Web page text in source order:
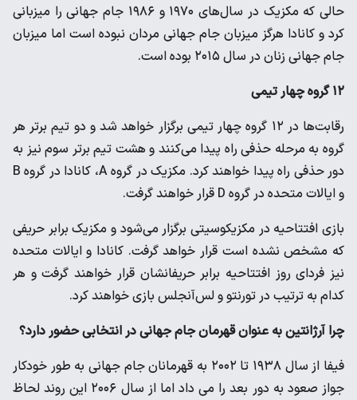
حالی که مکزیک در سال‌های ۱۹۷۰ و ۱۹۸۶ جام جهانی را میزبانی
کرد و کانادا هرگز میزبان جام جهانی مردان نبوده است اما میزبان
جام جهانی زنان در سال ۲۰۱۵ بوده است.
۱۲ گروه چهار تیمی
رقابت‌ها در ۱۲ گروه چهار تیمی برگزار خواهد شد و دو تیم برتر هر
گروه به مرحله حذفی راه پیدا می‌کنند و هشت تیم برتر سوم نیز به
دور حذفی راه پیدا خواهند کرد. مکزیک در گروه A، کانادا در گروه B
و ایالات متحده در گروه D قرار خواهند گرفت.
بازی افتتاحیه در مکزیکوسیتی برگزار می‌شود و مکزیک برابر حریفی
که مشخص نشده است قرار خواهد گرفت. کانادا و ایالات متحده
نیز فردای روز افتتاحیه برابر حریفانشان قرار خواهند گرفت و هر
کدام به ترتیب در تورنتو و لس‌آنجلس بازی خواهند کرد.
چرا آرژانتین به عنوان قهرمان جام جهانی در انتخابی حضور دارد؟
فیفا از سال ۱۹۳۸ تا ۲۰۰۲ به قهرمانان جام جهانی به طور خودکار
جواز صعود به دور بعد را می داد اما از سال ۲۰۰۶ این روند لحاظ